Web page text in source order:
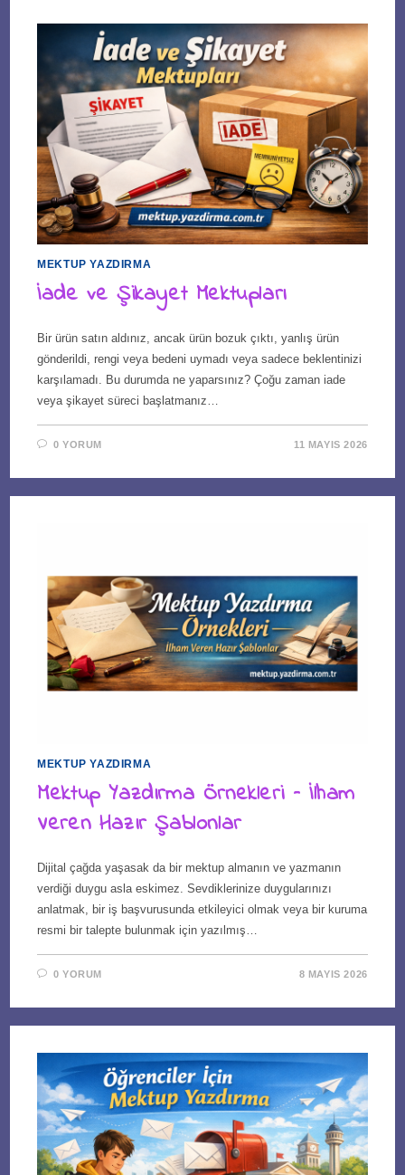
MEKTUP YAZDIRMA
İade ve Şikayet Mektupları
Bir ürün satın aldınız, ancak ürün bozuk çıktı, yanlış ürün
gönderildi, rengi veya bedeni uymadı veya sadece beklentinizi
karşılamadı. Bu durumda ne yaparsınız? Çoğu zaman iade
veya şikayet süreci başlatmanız…
0 YORUM 11 MAYIS 2026
MEKTUP YAZDIRMA
Mektup Yazdırma Örnekleri – İlham
Veren Hazır Şablonlar
Dijital çağda yaşasak da bir mektup almanın ve yazmanın
verdiği duygu asla eskimez. Sevdiklerinize duygularınızı
anlatmak, bir iş başvurusunda etkileyici olmak veya bir kuruma
resmi bir talepte bulunmak için yazılmış…
0 YORUM 8 MAYIS 2026